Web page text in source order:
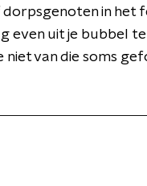
dorpsgenoten in het
even uit je bubbel
niet van die soms